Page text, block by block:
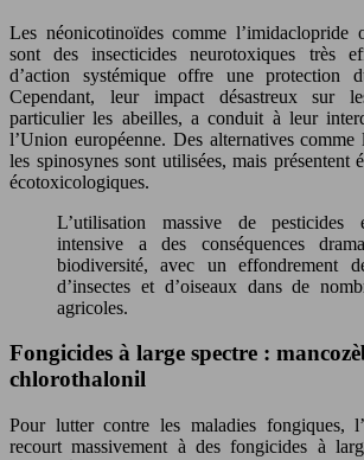
Les néonicotinoïdes comme l’imidaclopride
sont des insecticides neurotoxiques très
d’action systémique offre une protection
Cependant, leur impact désastreux sur
particulier les abeilles, a conduit à leur
l’Union européenne. Des alternatives
les spinosynes sont utilisées, mais présentent
écotoxicologiques.
L’utilisation massive de pesticides en agriculture
intensive a des conséquences
biodiversité, avec un effondrement
d’insectes et d’oiseaux dans de
agricoles.
Fongicides à large spectre :
chlorothalonil
Pour lutter contre les maladies fongiques,
recourt massivement à des fongicides à